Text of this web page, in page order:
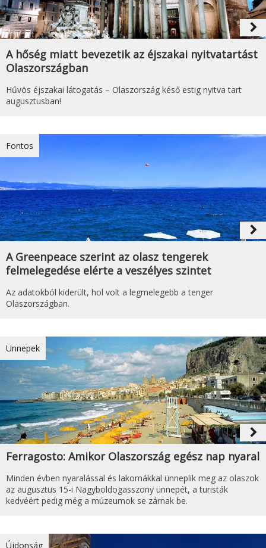
navigate_next
A hőség miatt bevezetik az éjszakai nyitvatartást
Olaszországban
Hűvös éjszakai látogatás – Olaszország késő estig nyitva tart
augusztusban!
Fontos
navigate_next
A Greenpeace szerint az olasz tengerek
felmelegedése elérte a veszélyes szintet
Az adatokból kiderült, hol volt a legmelegebb a tenger
Olaszországban.
Ünnepek
navigate_next
Ferragosto: Amikor Olaszország egész nap nyaral
Minden évben nyaralással és lakomákkal ünneplik meg az olaszok
az augusztus 15-i Nagyboldogasszony ünnepét, a turisták
kedvéért pedig még a múzeumok se zárnak be.
Újdonság